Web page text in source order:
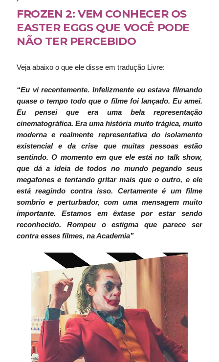
FROZEN 2: VEM CONHECER OS
EASTER EGGS QUE VOCÊ PODE
NÃO TER PERCEBIDO
Veja abaixo o que ele disse em tradução Livre:
“Eu vi recentemente. Infelizmente eu estava filmando
quase o tempo todo que o filme foi lançado. Eu amei.
Eu pensei que era uma bela representação
cinematográfica. Era uma história muito trágica, muito
moderna e realmente representativa do isolamento
existencial e da crise que muitas pessoas estão
sentindo. O momento em que ele está no talk show,
que dá a ideia de todos no mundo pegando seus
megafones e tentando gritar mais que o outro, e ele
está reagindo contra isso. Certamente é um filme
sombrio e perturbador, com uma mensagem muito
importante. Estamos em êxtase por estar sendo
reconhecido. Rompeu o estigma que parece ser
contra esses filmes, na Academia”